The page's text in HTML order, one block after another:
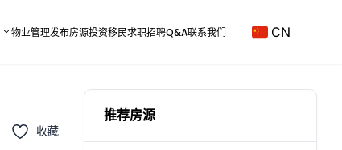
物业管理发布房源投资移民求职招聘Q&A联系我们 CN
收藏
推荐房源